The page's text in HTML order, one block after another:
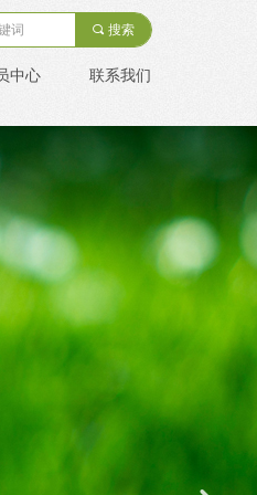
끠 搜索
中心 联系我们